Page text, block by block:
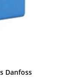
Danfoss